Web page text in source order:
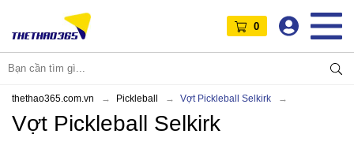
0
thethao365.com.vn Pickleball Vợt Pickleball Selkirk
Vợt Pickleball Selkirk